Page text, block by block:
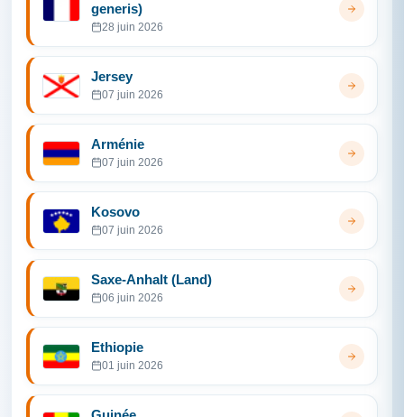
generis)
28 juin 2026
Jersey
07 juin 2026
Arménie
07 juin 2026
Kosovo
07 juin 2026
Saxe-Anhalt (Land)
06 juin 2026
Ethiopie
01 juin 2026